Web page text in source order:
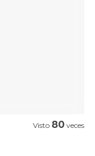
Visto 80 veces